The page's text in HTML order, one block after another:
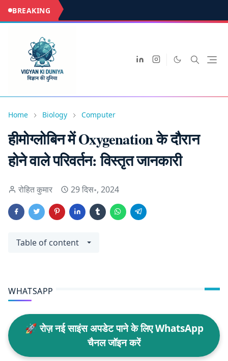
BREAKING
Home Biology Computer
हीमोग्लोबिन में Oxygenation के दौरान
होने वाले परिवर्तन: विस्तृत जानकारी
रोहित कुमार 29 दिस॰, 2024
Table of content
WHATSAPP
🚀 रोज़ नई साइंस अपडेट पाने के लिए WhatsApp
चैनल जॉइन करें